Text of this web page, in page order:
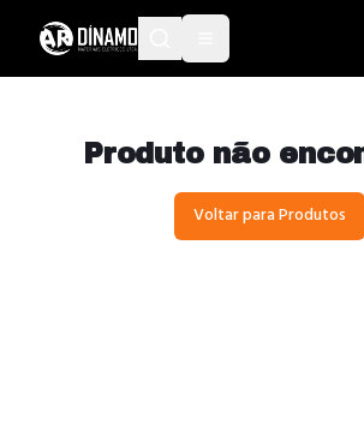
Produto não
Voltar para Produtos